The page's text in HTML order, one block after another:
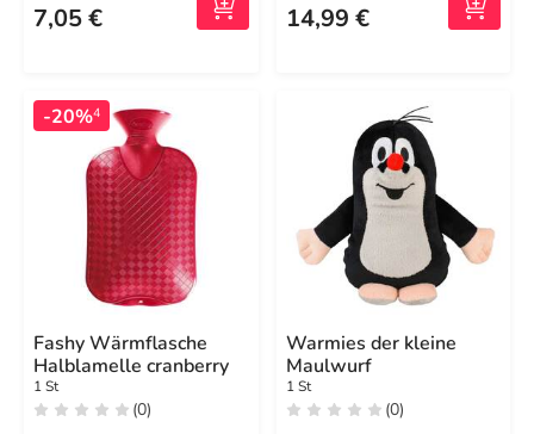
7,05 € 14,99 €
-20%4
Fashy Wärmflasche
Halblamelle cranberry
1 St
(0)
Warmies der kleine
Maulwurf
1 St
(0)